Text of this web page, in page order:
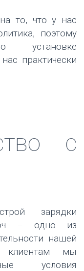
то, что у нас
поэтому
установке
практически
с
зарядки
– одно из
нашей
мы
условия